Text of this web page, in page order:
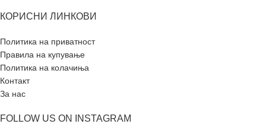
КОРИСНИ ЛИНКОВИ
Политика на приватност
Правила на купување
Политика на колачиња
Контакт
За нас
FOLLOW US ON INSTAGRAM